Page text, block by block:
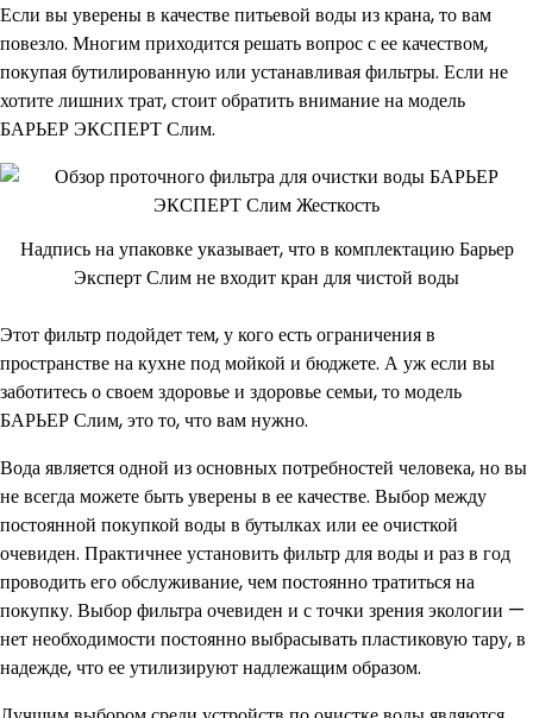
Если вы уверены в качестве питьевой воды из крана, то вам
повезло. Многим приходится решать вопрос с ее качеством,
покупая бутилированную или устанавливая фильтры. Если не
хотите лишних трат, стоит обратить внимание на модель
БАРЬЕР ЭКСПЕРТ Слим.
Надпись на упаковке указывает, что в комплектацию Барьер
Эксперт Слим не входит кран для чистой воды
Этот фильтр подойдет тем, у кого есть ограничения в
пространстве на кухне под мойкой и бюджете. А уж если вы
заботитесь о своем здоровье и здоровье семьи, то модель
БАРЬЕР Слим, это то, что вам нужно.
Вода является одной из основных потребностей человека, но вы
не всегда можете быть уверены в ее качестве. Выбор между
постоянной покупкой воды в бутылках или ее очисткой
очевиден. Практичнее установить фильтр для воды и раз в год
проводить его обслуживание, чем постоянно тратиться на
покупку. Выбор фильтра очевиден и с точки зрения экологии —
нет необходимости постоянно выбрасывать пластиковую тару, в
надежде, что ее утилизируют надлежащим образом.